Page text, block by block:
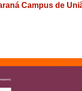
Campus de